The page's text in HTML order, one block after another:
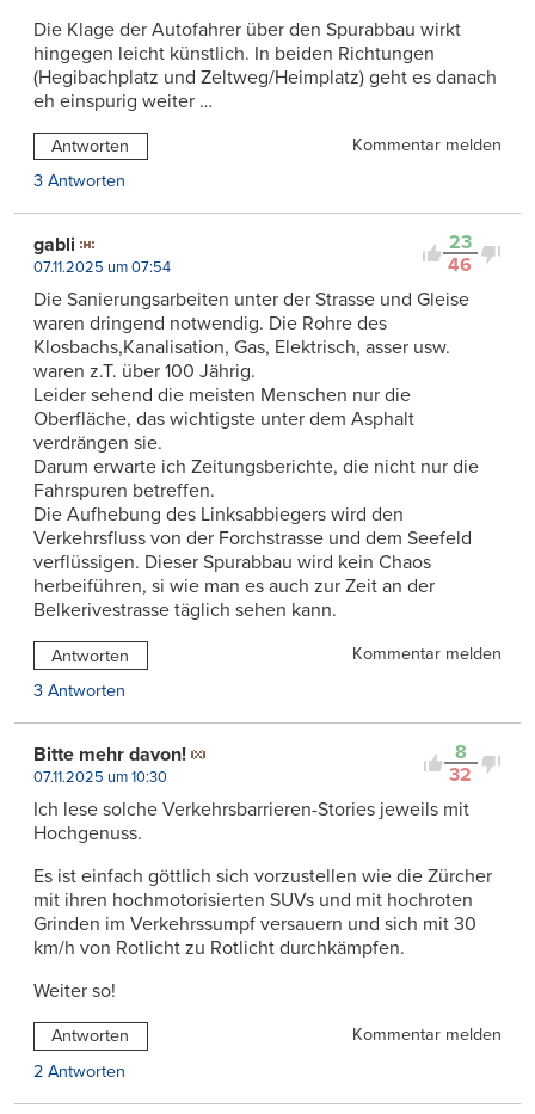
Die Klage der Autofahrer über den Spurabbau wirkt
hingegen leicht künstlich. In beiden Richtungen
(Hegibachplatz und Zeltweg/Heimplatz) geht es danach
eh einspurig weiter …
Antworten
Kommentar melden
3 Antworten
23
46
gabli
07.11.2025 um 07:54
Die Sanierungsarbeiten unter der Strasse und Gleise
waren dringend notwendig. Die Rohre des
Klosbachs,Kanalisation, Gas, Elektrisch, asser usw.
waren z.T. über 100 Jährig.
Leider sehend die meisten Menschen nur die
Oberfläche, das wichtigste unter dem Asphalt
verdrängen sie.
Darum erwarte ich Zeitungsberichte, die nicht nur die
Fahrspuren betreffen.
Die Aufhebung des Linksabbiegers wird den
Verkehrsfluss von der Forchstrasse und dem Seefeld
verflüssigen. Dieser Spurabbau wird kein Chaos
herbeiführen, si wie man es auch zur Zeit an der
Belkerivestrasse täglich sehen kann.
Antworten
Kommentar melden
3 Antworten
8
32
Bitte mehr davon!
07.11.2025 um 10:30
Ich lese solche Verkehrsbarrieren-Stories jeweils mit
Hochgenuss.
Es ist einfach göttlich sich vorzustellen wie die Zürcher
mit ihren hochmotorisierten SUVs und mit hochroten
Grinden im Verkehrssumpf versauern und sich mit 30
km/h von Rotlicht zu Rotlicht durchkämpfen.
Weiter so!
Antworten
Kommentar melden
2 Antworten